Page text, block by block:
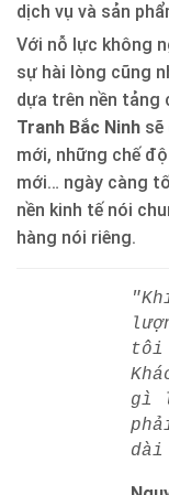
dịch vụ và sản
Với nỗ lực không
sự hài lòng cũng
dựa trên nền tảng
Tranh Bắc Ninh sẽ
mới, những chế
mới… ngày càng
nền kinh tế nói
hàng nói riêng.
tôi
gì
dài